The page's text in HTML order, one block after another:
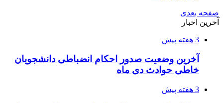
صفحه بعدی
آخرین اخبار
3 هفته پیش
آخرین وضعیت صدور احکام انضباطی دانشجویان
خاطی حوادث دی ماه
3 هفته پیش